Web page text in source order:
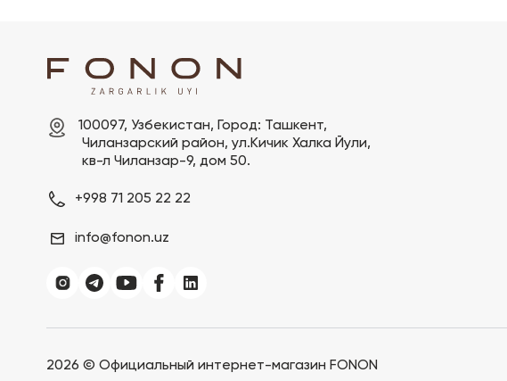
100097, Узбекистан, Город: Ташкент,
кв-л Чиланзар-9, дом 50.
+998 71 205 22 22
info@fonon.uz
2026 © Официальный интернет-магазин FONON